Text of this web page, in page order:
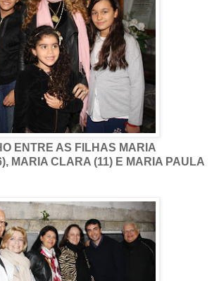
ENTRE AS FILHAS MARIA
MARIA CLARA (11) E MARIA PAULA